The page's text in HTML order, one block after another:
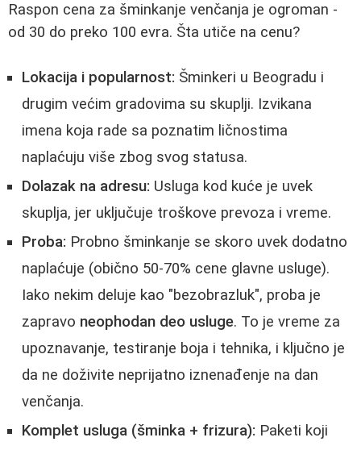
Raspon cena za šminkanje venčanja je ogroman -
od 30 do preko 100 evra. Šta utiče na cenu?
Lokacija i popularnost: Šminkeri u Beogradu i
drugim većim gradovima su skuplji. Izvikana
imena koja rade sa poznatim ličnostima
naplaćuju više zbog svog statusa.
Dolazak na adresu: Usluga kod kuće je uvek
skuplja, jer uključuje troškove prevoza i vreme.
Proba: Probno šminkanje se skoro uvek dodatno
naplaćuje (obično 50-70% cene glavne usluge).
Iako nekim deluje kao "bezobrazluk", proba je
zapravo neophodan deo usluge. To je vreme za
upoznavanje, testiranje boja i tehnika, i ključno je
da ne doživite neprijatno iznenađenje na dan
venčanja.
Komplet usluga (šminka + frizura): Paketi koji